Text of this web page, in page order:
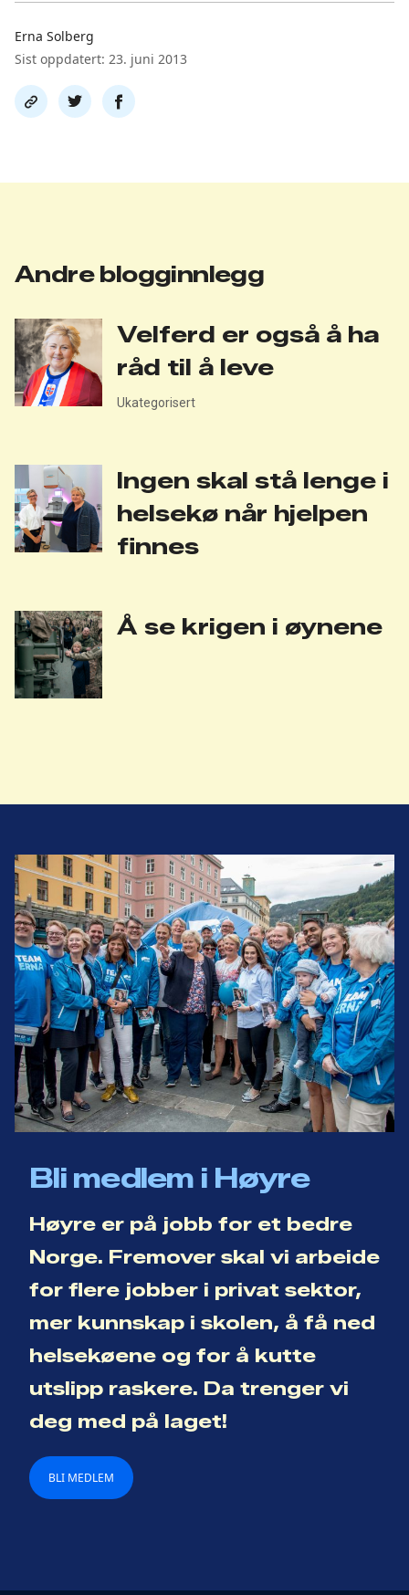
Erna Solberg
Sist oppdatert: 23. juni 2013
Del
link
Del
på
Del
på
Andre blogginnlegg
Velferd er også å ha
råd til å leve
Ukategorisert
Ingen skal stå lenge i
helsekø når hjelpen
finnes
Å se krigen i øynene
Bli medlem i Høyre
Høyre er på jobb for et bedre
Norge. Fremover skal vi arbeide
for flere jobber i privat sektor,
mer kunnskap i skolen, å få ned
helsekøene og for å kutte
utslipp raskere. Da trenger vi
deg med på laget!
BLI MEDLEM